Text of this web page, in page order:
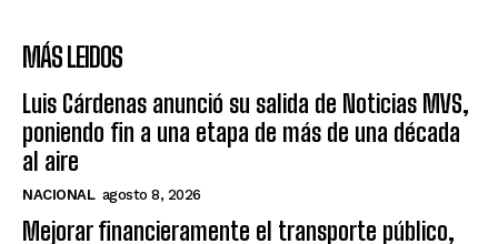
MÁS LEIDOS
Luis Cárdenas anunció su salida de Noticias MVS,
poniendo fin a una etapa de más de una década
al aire
NACIONAL agosto 8, 2026
Mejorar financieramente el transporte público,